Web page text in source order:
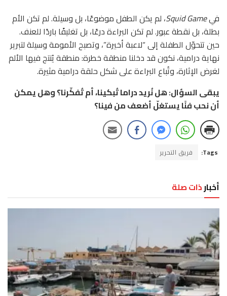
فيSquid Game، لم يكن الطفل موضوعًا، بل وسيلة. لم تكن الأم
بطلة، بل نقطة عبور. لم تكن البراءة درعًا، بل تغليفًا باردًا للعنف.
حين تتحوّل الطفلة إلى “لاعبة أخيرة”، وتصبح الأمومة وسيلة لتبرير
نهاية درامية، نكون قد دخلنا منطقة خطرة: منطقة يُنتج فيها الألم
لغرض الإثارة، وتُباع البراءة على شكل حلقة درامية مثيرة.
يبقى السؤال: هل نُريد دراما تُبكينا، أم تُفكّرنا؟ وهل يمكن
أن نحب فنًا يستغلّ أضعف من فينا؟
Tags: فريق التحرير
أخبارذات صلة